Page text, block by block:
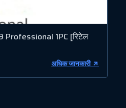
1PC [रिटेल
अधिक जानकारी